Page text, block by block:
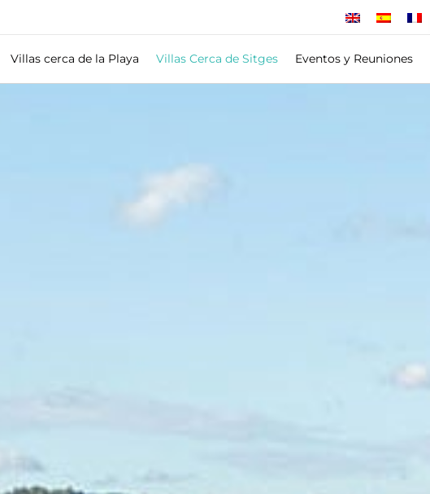
Villas cerca de la Playa Villas Cerca de Sitges Eventos y Reuniones